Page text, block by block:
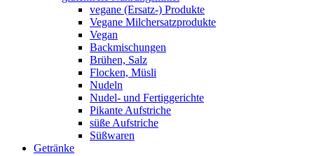
vegane (Ersatz-) Produkte
Vegane Milchersatzprodukte
Vegan
Backmischungen
Brühen, Salz
Flocken, Müsli
Nudeln
Nudel- und Fertiggerichte
Pikante Aufstriche
süße Aufstriche
Süßwaren
Getränke